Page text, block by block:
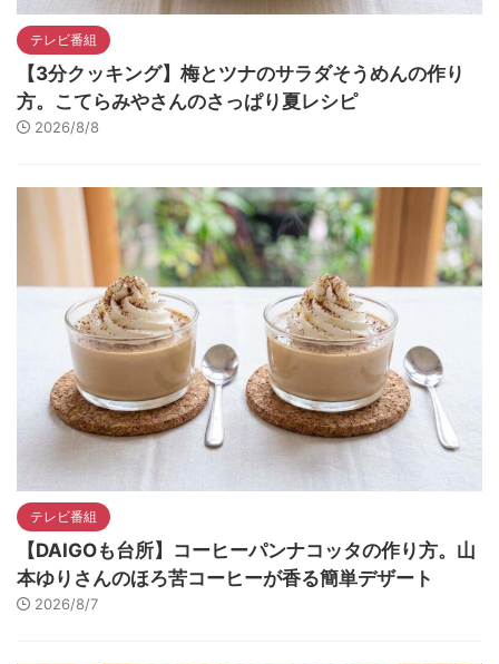
テレビ番組
【3分クッキング】梅とツナのサラダそうめんの作り
方。こてらみやさんのさっぱり夏レシピ
2026/8/8
テレビ番組
【DAIGOも台所】コーヒーパンナコッタの作り方。山
本ゆりさんのほろ苦コーヒーが香る簡単デザート
2026/8/7